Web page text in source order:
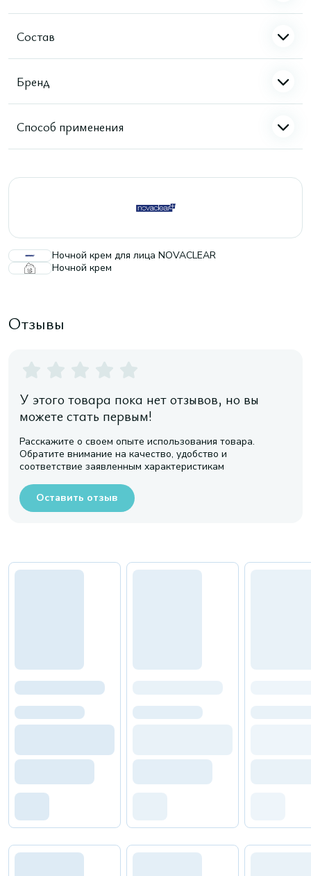
Состав
Бренд
Способ применения
Ночной крем для лица NOVACLEAR
Ночной крем
Отзывы
У этого товара пока нет отзывов, но вы
можете стать первым!
Расскажите о своем опыте использования товара.
Обратите внимание на качество, удобство и
соответствие заявленным характеристикам
Оставить отзыв